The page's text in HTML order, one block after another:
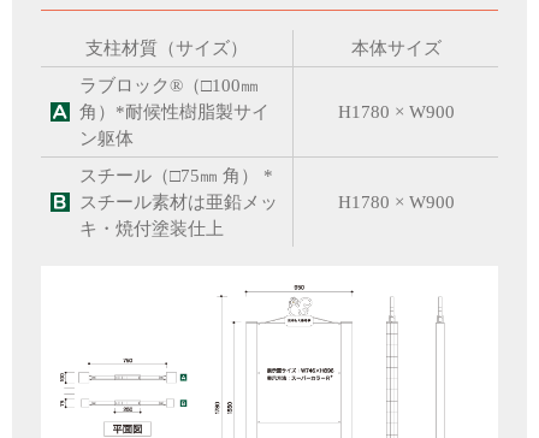
支柱材質（サイズ）
本体サイズ
ラブロック®（□100㎜
角）*耐候性樹脂製サイ
ン躯体
H1780 × W900
スチール（□75㎜ 角） *
スチール素材は亜鉛メッ
キ・焼付塗装仕上
H1780 × W900